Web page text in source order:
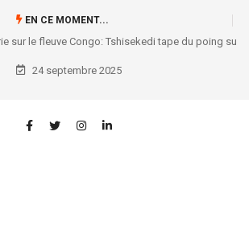
EN CE MOMENT...
le fleuve Congo: Tshisekedi tape du poing sur la
table !
24 septembre 2025